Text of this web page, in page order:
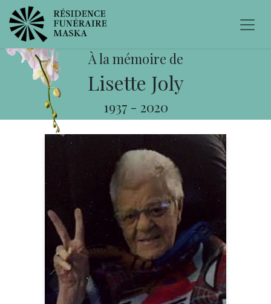
À la mémoire de
Lisette Joly
1937 - 2020